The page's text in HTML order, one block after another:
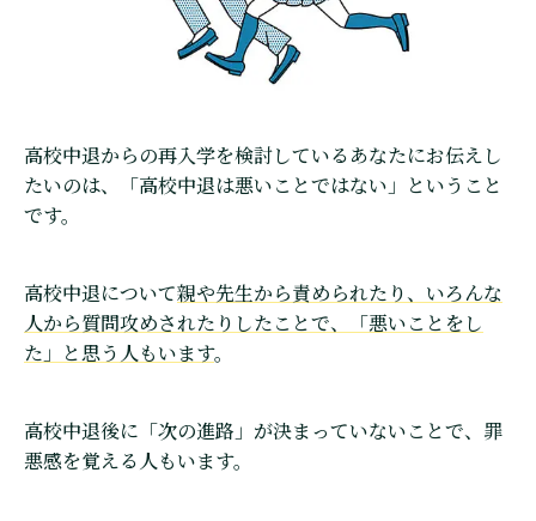
高校中退からの再入学を検討しているあなたにお伝えし
たいのは、「高校中退は悪いことではない」ということ
です。
高校中退について親や先生から責められたり、いろんな
人から質問攻めされたりしたことで、「悪いことをし
た」と思う人もいます。
高校中退後に「次の進路」が決まっていないことで、罪
悪感を覚える人もいます。